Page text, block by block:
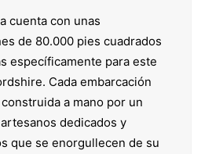
cuenta con unas
de 80.000 pies cuadrados
específicamente para este
Cada embarcación
a mano por un
dedicados y
que se enorgullecen de su